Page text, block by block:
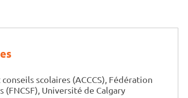
scolaires (ACCCS), Fédération
Université de Calgary